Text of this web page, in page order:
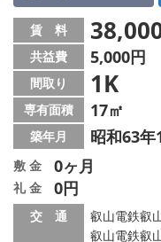
スタッフ紹介
賃貸管理の北白川店
店舗情報·アクセス
会社概要
メールでお問い合わせ
賃 料
共益費 5,000円
間取り 1K
専有面積 17㎡
築年月 昭和63
敷 金 0ヶ月
礼 金 0円
交 通
叡山電鉄叡
叡山電鉄叡